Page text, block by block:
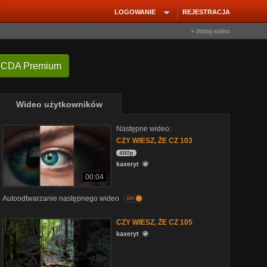
REJESTRACJA
LOGOWANIE
+ dodaj wideo
Premium
Wideo użytkowników
00:04
Następne wideo:
CZY WIESZ, ŻE CZ 103
480p
kaxeryt
Autoodtwarzanie następnego wideo on
CZY WIESZ, ŻE CZ 105
kaxeryt